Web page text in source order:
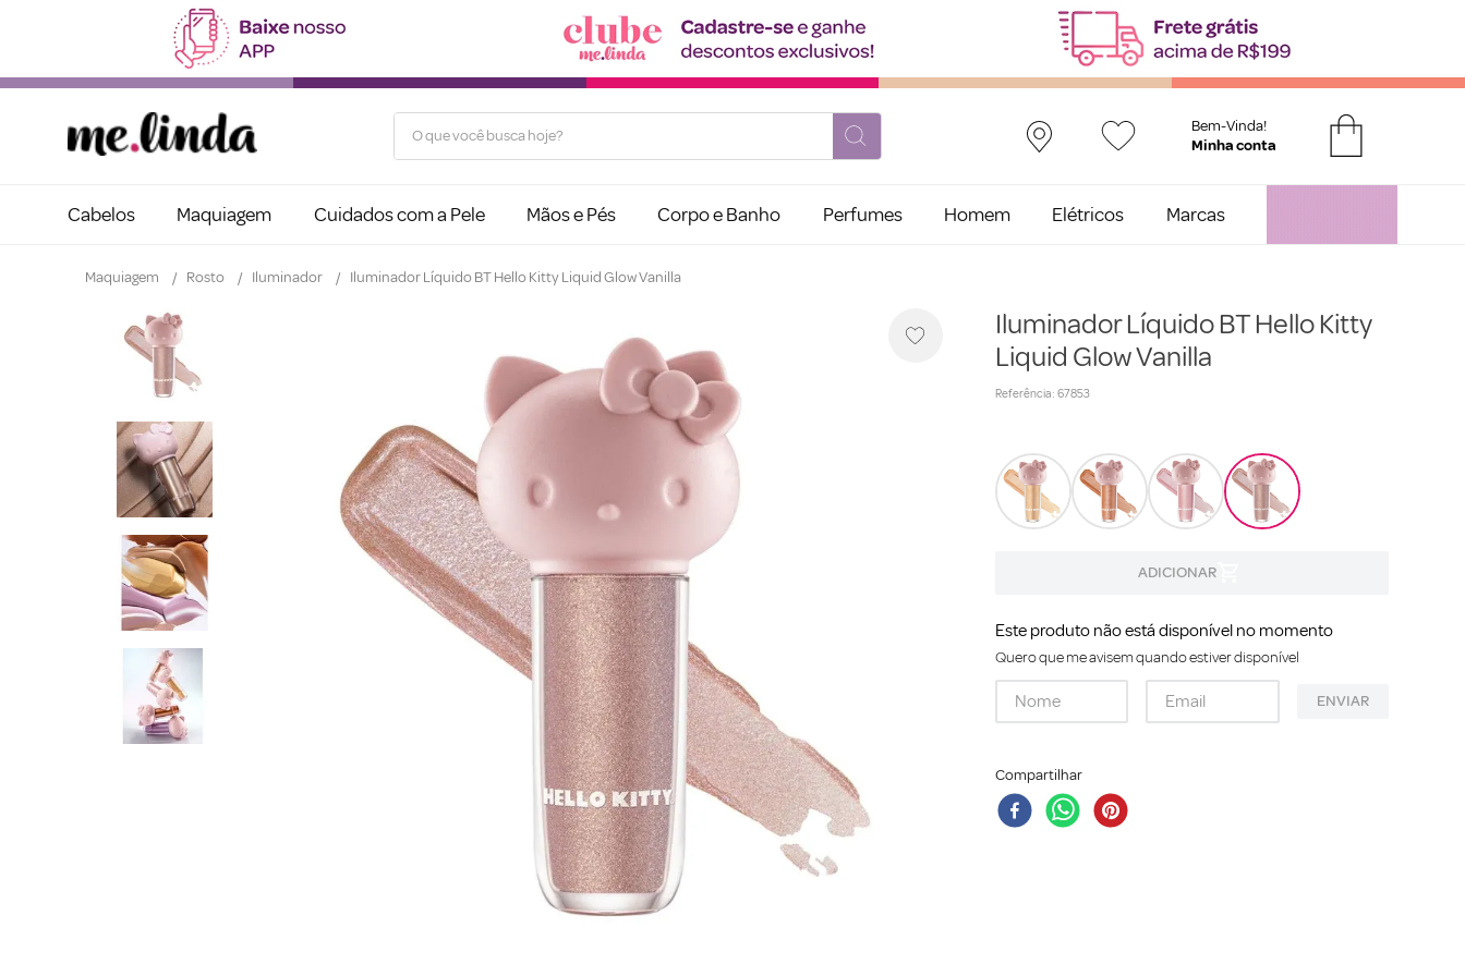
O que você busca hoje? Bem-Vinda!
Cabelos Maquiagem Cuidados com a Pele Mãos e Pés Corpo e Banho Perfumes Homem Elétricos Marcas
Maquiagem Rosto Iluminador Iluminador Líquido BT Hello Kitty Liquid Glow Vanilla
Iluminador Líquido BT Hello Kitty
Liquid Glow Vanilla
Referência: 67853
Este produto não está disponível no momento
Quero que me avisem quando estiver disponível
ENVIAR
Compartilhar